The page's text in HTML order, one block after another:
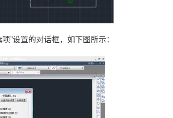
项”设置的对话框，如下图所示：